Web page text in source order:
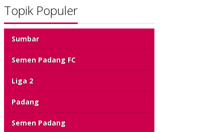
Topik Populer
Sumbar
Semen Padang FC
Liga 2
Padang
Semen Padang